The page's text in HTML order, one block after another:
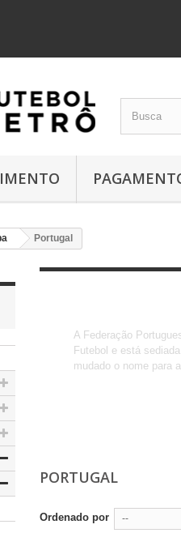
Portugal
A Federação
Futebol e está
mudado o nome para
PORTUGAL
Ordenado por --